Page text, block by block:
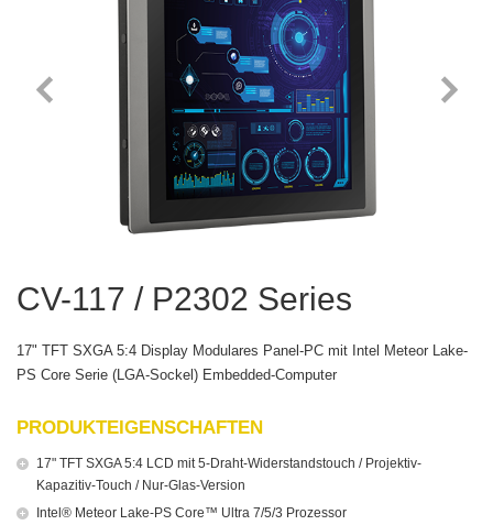
CV-117 / P2302 Series
17" TFT SXGA 5:4 Display Modulares Panel-PC mit Intel Meteor Lake-
PS Core Serie (LGA-Sockel) Embedded-Computer
PRODUKTEIGENSCHAFTEN
17" TFT SXGA 5:4 LCD mit 5-Draht-Widerstandstouch / Projektiv-
Kapazitiv-Touch / Nur-Glas-Version
Intel® Meteor Lake-PS Core™ Ultra 7/5/3 Prozessor